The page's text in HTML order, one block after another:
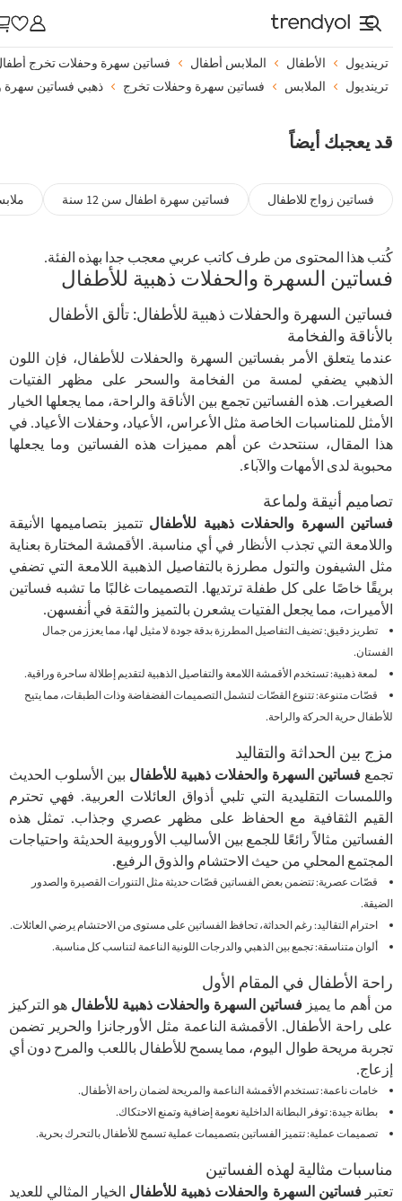
ترينديول الأطفال الملابس أطفال
فساتين سهرة وحفلات تخرج أطفال
ترينديول
الملابس فساتين سهرة وحفلات تخرج ذهبي فساتين سهرة
قد يعجبك أيضاً
فساتين زواج للاطفال فساتين سهرة اطفال سن 12 سنة
كُتب هذا المحتوى من طرف كاتب عربي معجب جدا بهذه الفئة.
فساتين السهرة والحفلات ذهبية للأطفال
فساتين السهرة والحفلات ذهبية للأطفال: تألق الأطفال
بالأناقة والفخامة
عندما يتعلق الأمر بفساتين السهرة والحفلات للأطفال، فإن اللون
الذهبي يضفي لمسة من الفخامة والسحر على مظهر الفتيات
الصغيرات. هذه الفساتين تجمع بين الأناقة والراحة، مما يجعلها الخيار
الأمثل للمناسبات الخاصة مثل الأعراس، الأعياد، وحفلات الأعياد. في
هذا المقال، سنتحدث عن أهم مميزات هذه الفساتين وما يجعلها
محبوبة لدى الأمهات والآباء.
تصاميم أنيقة ولماعة
فساتين السهرة والحفلات ذهبية للأطفالتتميز بتصاميمها الأنيقة
واللامعة التي تجذب الأنظار في أي مناسبة. الأقمشة المختارة بعناية
مثل الشيفون والتول مطرزة بالتفاصيل الذهبية اللامعة التي تضفي
بريقًا خاصًا على كل طفلة ترتديها. التصميمات غالبًا ما تشبه فساتين
الأميرات، مما يجعل الفتيات يشعرن بالتميز والثقة في أنفسهن.
تطريز دقيق: تضيف التفاصيل المطرزة بدقة جودة لا مثيل لها، مما يعزز من جمال
الفستان.
لمعة ذهبية: تستخدم الأقمشة اللامعة والتفاصيل الذهبية لتقديم إطلالة ساحرة وراقية.
قصّات متنوعة: تتنوع القصّات لتشمل التصميمات الفضفاضة وذات الطبقات، مما يتيح
للأطفال حرية الحركة والراحة.
مزج بين الحداثة والتقاليد
تجمعفساتين السهرة والحفلات ذهبية للأطفالبين الأسلوب الحديث
واللمسات التقليدية التي تلبي أذواق العائلات العربية. فهي تحترم
القيم الثقافية مع الحفاظ على مظهر عصري وجذاب. تمثل هذه
الفساتين مثالاً رائعًا للجمع بين الأساليب الأوروبية الحديثة واحتياجات
المجتمع المحلي من حيث الاحتشام والذوق الرفيع.
قصّات عصرية: تتضمن بعض الفساتين قصّات حديثة مثل التنورات القصيرة والصدور
الضيقة.
احترام التقاليد: رغم الحداثة، تحافظ الفساتين على مستوى من الاحتشام يرضي العائلات.
ألوان متناسقة: تجمع بين الذهبي والدرجات اللونية الناعمة لتناسب كل مناسبة.
راحة الأطفال في المقام الأول
من أهم ما يميزفساتين السهرة والحفلات ذهبية للأطفالهو التركيز
على راحة الأطفال. الأقمشة الناعمة مثل الأورجانزا والحرير تضمن
تجربة مريحة طوال اليوم، مما يسمح للأطفال باللعب والمرح دون أي
إزعاج.
خامات ناعمة: تستخدم الأقمشة الناعمة والمريحة لضمان راحة الأطفال.
بطانة جيدة: توفر البطانة الداخلية نعومة إضافية وتمنع الاحتكاك.
تصميمات عملية: تتميز الفساتين بتصميمات عملية تسمح للأطفال بالتحرك بحرية.
مناسبات مثالية لهذه الفساتين
تعتبرفساتين السهرة والحفلات ذهبية للأطفالالخيار المثالي للعديد